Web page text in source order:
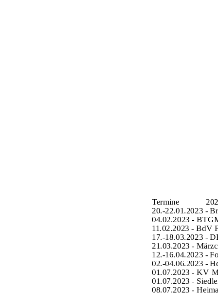
Termine
20.-22.01.2023 -
04.02.2023 -
11.02.2023 - BdV
17.-18.03.2023 -
21.03.2023 -
12.-16.04.2023 -
02.-04.06.2023 -
01.07.2023 - KV
01.07.2023 -
08.07.2023 -